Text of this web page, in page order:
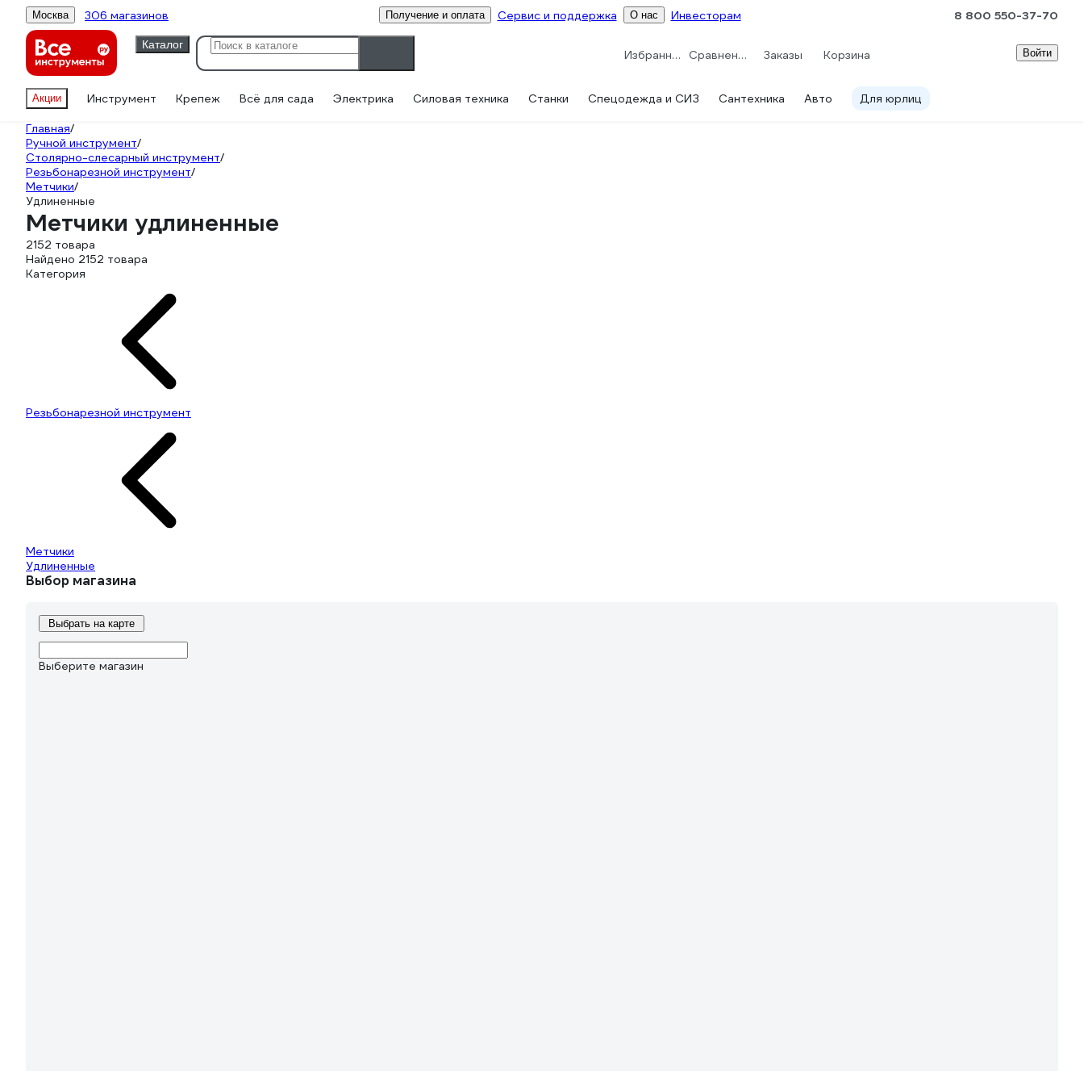
Москва 306 магазинов Получение и оплата Сервис и поддержка О нас Инвесторам 8 800 550-37-70
Каталог
Избранное Сравнение Заказы Корзина Войти
Акции Инструмент Крепеж Всё для сада Электрика Силовая техника Станки Спецодежда и СИЗ Сантехника Авто Для юрлиц
Главная/
Ручной инструмент/
Столярно-слесарный инструмент/
Резьбонарезной инструмент/
Метчики/
Удлиненные
Метчики удлиненные
2152 товара
Найдено 2152 товара
Категория
Резьбонарезной инструмент
Метчики
Удлиненные
Выбор магазина
Выбрать на карте
Выберите магазин